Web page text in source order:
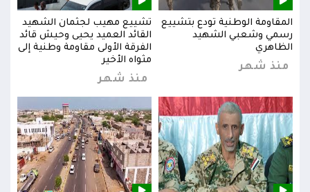
المقاومة الوطنية تودع بتشييع
رسمي وشعبي الشهيد
الظاهري
منذ شهر
تشييع مهيب لجثمان الشهيد
القائد العميد يحيى وحيش قائد
الفرقة الأولى مقاومة وطنية إلى
مثواه الأخير
منذ شهر